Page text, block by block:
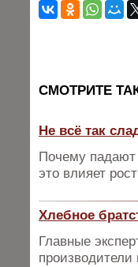
CМОТРИТЕ
Не всё так
Почему падают
это влияет
Хлебное
Главные